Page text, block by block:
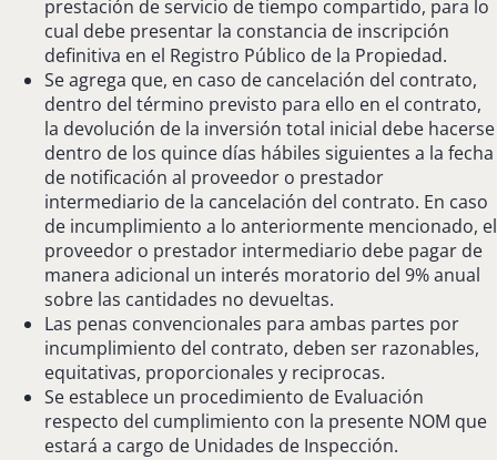
prestación de servicio de tiempo compartido, para lo
cual debe presentar la constancia de inscripción
definitiva en el Registro Público de la Propiedad.
Se agrega que, en caso de cancelación del contrato,
dentro del término previsto para ello en el contrato,
la devolución de la inversión total inicial debe hacerse
dentro de los quince días hábiles siguientes a la fecha
de notificación al proveedor o prestador
intermediario de la cancelación del contrato. En caso
de incumplimiento a lo anteriormente mencionado, el
proveedor o prestador intermediario debe pagar de
manera adicional un interés moratorio del 9% anual
sobre las cantidades no devueltas.
Las penas convencionales para ambas partes por
incumplimiento del contrato, deben ser razonables,
equitativas, proporcionales y reciprocas.
Se establece un procedimiento de Evaluación
respecto del cumplimiento con la presente NOM que
estará a cargo de Unidades de Inspección.